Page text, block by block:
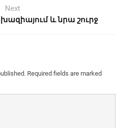
Next
և նրա շուրջ
Required fields are marked